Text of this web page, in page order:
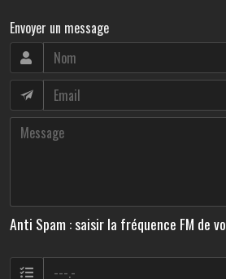
Envoyer un message
Anti Spam : saisir la fréquence FM de